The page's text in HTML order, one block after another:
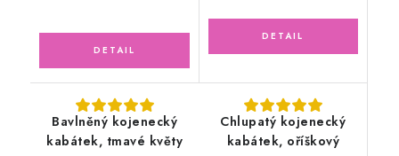
Bavlněný kojenecký
kabátek, tmavé květy
Chlupatý kojenecký
kabátek, oříškový